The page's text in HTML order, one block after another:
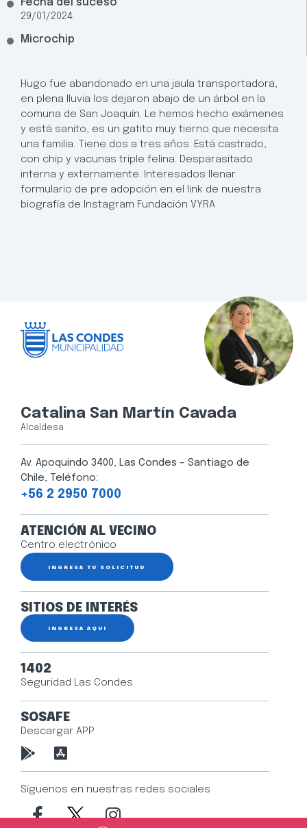
Fecha del suceso
29/01/2024
Microchip
Hugo fue abandonado en una jaula transportadora,
en plena lluvia los dejaron abajo de un árbol en la
comuna de San Joaquín. Le hemos hecho exámenes
y está sanito, es un gatito muy tierno que necesita
una familia. Tiene dos a tres años. Está castrado,
con chip y vacunas triple felina. Desparasitado
interna y externamente. Interesados llenar
formulario de pre adopción en el link de nuestra
biografía de Instagram Fundación VYRA
Catalina San Martín Cavada
Alcaldesa
Av. Apoquindo 3400, Las Condes – Santiago de
Chile, Teléfono:
+56 2 2950 7000
ATENCIÓN AL VECINO
Centro electrónico
INGRESA TU SOLICITUD
SITIOS DE INTERÉS
INGRESA AQUÍ
1402
Seguridad Las Condes
SOSAFE
Descargar APP
Síguenos en nuestras redes sociales